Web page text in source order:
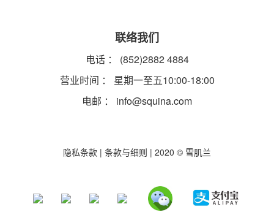
联络我们
电话 ： (852)2882 4884
营业时间 ： 星期一至五10:00-18:00
电邮 ： info@squina.com
隐私条款 | 条款与细则 | 2020 © 雪肌兰